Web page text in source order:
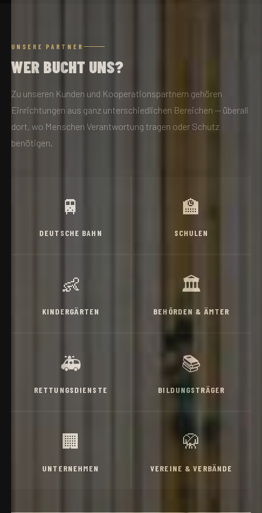
UNSERE PARTNER
WER BUCHT UNS?
Zu unseren Kunden und Kooperationspartnern gehören
Einrichtungen aus ganz unterschiedlichen Bereichen — überall
dort, wo Menschen Verantwortung tragen oder Schutz
benötigen.
🚆
DEUTSCHE BAHN
🏫
SCHULEN
👶
KINDERGÄRTEN
🏛️
BEHÖRDEN & ÄMTER
🚑
RETTUNGSDIENSTE
📚
BILDUNGSTRÄGER
🏢
UNTERNEHMEN
🥋
VEREINE & VERBÄNDE